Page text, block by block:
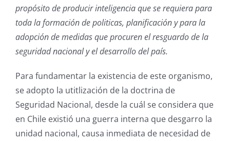
propósito de producir inteligencia que se requiera para
toda la formación de politicas, planificación y para la
adopción de medidas que procuren el resguardo de la
seguridad nacional y el desarrollo del país.
Para fundamentar la existencia de este organismo,
se adopto la utitlización de la doctrina de
Seguridad Nacional, desde la cuál se considera que
en Chile existió una guerra interna que desgarro la
unidad nacional, causa inmediata de necesidad de